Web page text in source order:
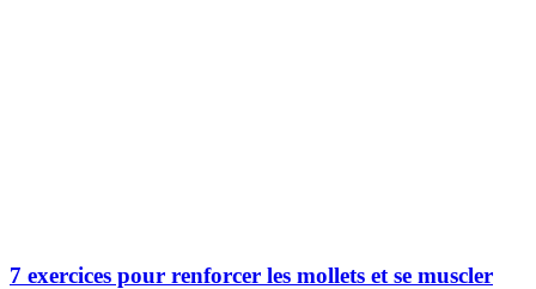
7 exercices pour renforcer les mollets et se muscler